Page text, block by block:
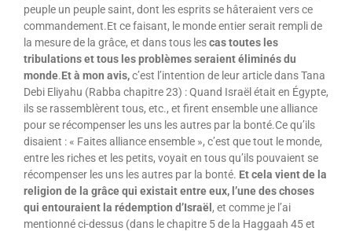
peuple un peuple saint, dont les esprits se hâteraient vers ce
commandement.Et ce faisant, le monde entier serait rempli de
la mesure de la grâce, et dans tous lescas toutes les
tribulations et tous les problèmes seraient éliminés du
monde.Et à mon avis,c’est l’intention de leur article dans Tana
Debi Eliyahu (Rabba chapitre 23) : Quand Israël était en Égypte,
ils se rassemblèrent tous, etc., et firent ensemble une alliance
pour se récompenser les uns les autres par la bonté.Ce qu’ils
disaient : « Faites alliance ensemble », c’est que tout le monde,
entre les riches et les petits, voyait en tous qu’ils pouvaient se
récompenser les uns les autres par la bonté. Et cela vient de la
religion de la grâce qui existait entre eux, l’une des choses
qui entouraient la rédemption d’Israël, et comme je l’ai
mentionné ci-dessus (dans le chapitre 5 de la Haggaah 45 et